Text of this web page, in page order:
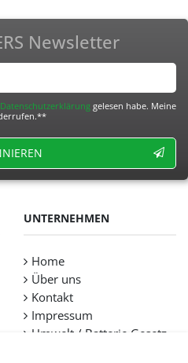
Newsletter
Daten­schutz­erklärunggelesen habe. Meine
UNTERNEHMEN
Home
Über uns
Kontakt
Impressum
Umwelt / Batterie Gesetz